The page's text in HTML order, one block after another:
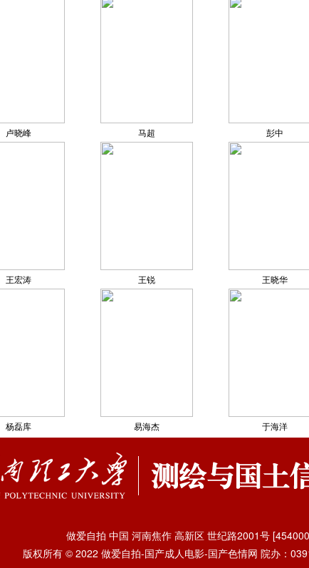
卢晓峰 马超 彭中
王宏涛 王锐 王晓华
杨磊库 易海杰 于海洋
做爱自拍 中国 河南焦作 高新区 世纪路2001号
版权所有 © 2022 做爱自拍-国产成人电影-国产色情网 院办：